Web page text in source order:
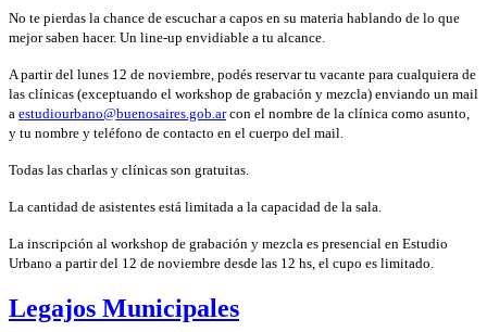
No te pierdas la chance de escuchar a capos en su materia hablando de lo que
mejor saben hacer. Un line-up envidiable a tu alcance.
A partir del lunes 12 de noviembre, podés reservar tu vacante para cualquiera de
las clínicas (exceptuando el workshop de grabación y mezcla) enviando un mail
a estudiourbano@buenosaires.gob.arcon el nombre de la clínica como asunto,
y tu nombre y teléfono de contacto en el cuerpo del mail.
Todas las charlas y clínicas son gratuitas.
La cantidad de asistentes está limitada a la capacidad de la sala.
La inscripción al workshop de grabación y mezcla es presencial en Estudio
Urbano a partir del 12 de noviembre desde las 12 hs, el cupo es limitado.
Legajos Municipales